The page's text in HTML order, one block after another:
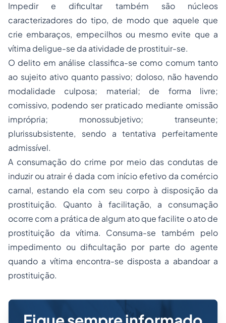
Impedir e dificultar também são núcleos
caracterizadores do tipo, de modo que aquele que
crie embaraços, empecilhos ou mesmo evite que a
vítima deligue-se da atividade de prostituir-se.
O delito em análise classifica-se como comum tanto
ao sujeito ativo quanto passivo; doloso, não havendo
modalidade culposa; material; de forma livre;
comissivo, podendo ser praticado mediante omissão
imprópria; monossubjetivo; transeunte;
plurissubsistente, sendo a tentativa perfeitamente
admissível.
A consumação do crime por meio das condutas de
induzir ou atrair é dada com início efetivo da comércio
carnal, estando ela com seu corpo à disposição da
prostituição. Quanto à facilitação, a consumação
ocorre com a prática de algum ato que facilite o ato de
prostituição da vítima. Consuma-se também pelo
impedimento ou dificultação por parte do agente
quando a vítima encontra-se disposta a abandoar a
prostituição.